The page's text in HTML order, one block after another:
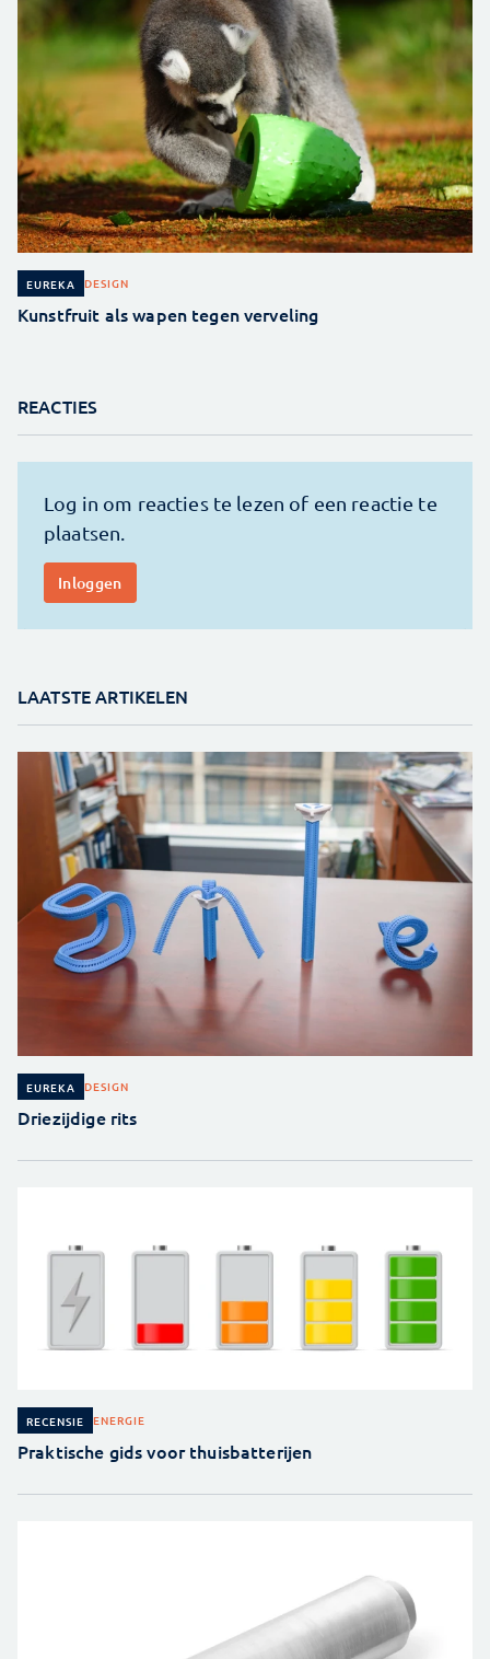
EUREKA DESIGN
Kunstfruit als wapen tegen verveling
REACTIES
LAATSTE ARTIKELEN
EUREKA DESIGN
Driezijdige rits
RECENSIE ENERGIE
Praktische gids voor thuisbatterijen